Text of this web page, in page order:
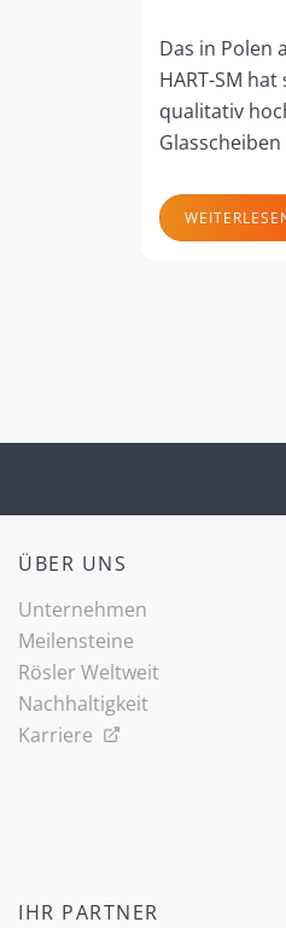
Das in Polen
HART-SM
qualitativ
ÜBER UNS
Unternehmen
Meilensteine
Rösler Weltweit
Nachhaltigkeit
Karriere
IHR PARTNER